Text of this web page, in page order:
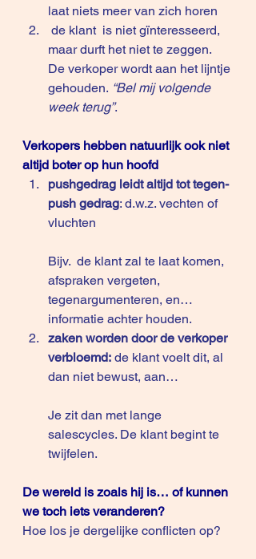
laat niets meer van zich horen
de klant  is niet gïnteresseerd,
maar durft het niet te zeggen.
De verkoper wordt aan het lijntje
gehouden. “Bel mij volgende
week terug”.
Verkopers hebben natuurlijk ook niet
altijd boter op hun hoofd
pushgedrag leidt altijd tot tegen-
push gedrag: d.w.z. vechten of
vluchten
Bijv.  de klant zal te laat komen,
afspraken vergeten,
tegenargumenteren, en…
informatie achter houden.
zaken worden door de verkoper
verbloemd: de klant voelt dit, al
dan niet bewust, aan…
Je zit dan met lange
salescycles. De klant begint te
twijfelen.
De wereld is zoals hij is… of kunnen
we toch iets veranderen?
Hoe los je dergelijke conflicten op?